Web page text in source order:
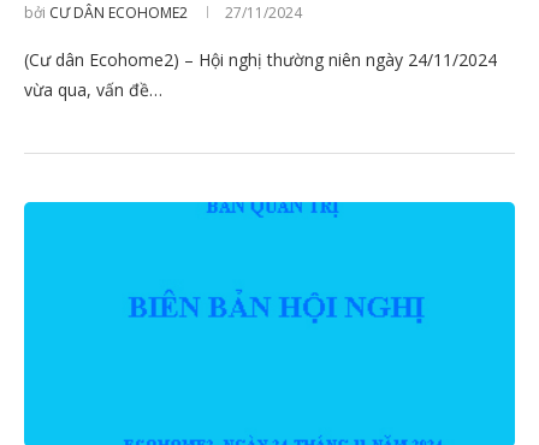
bởi CƯ DÂN ECOHOME2 27/11/2024
(Cư dân Ecohome2) – Hội nghị thường niên ngày 24/11/2024
vừa qua, vấn đề…